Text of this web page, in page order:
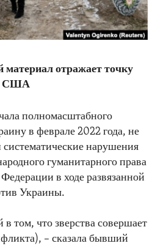
отражает точку
США
полномасштабного
в феврале 2022 года, не
нарушения
гуманитарного права
в ходе развязанной
Украины.
том, что зверства совершает
– сказала бывший